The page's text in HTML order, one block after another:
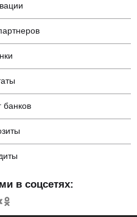
банков
в соцсетях: